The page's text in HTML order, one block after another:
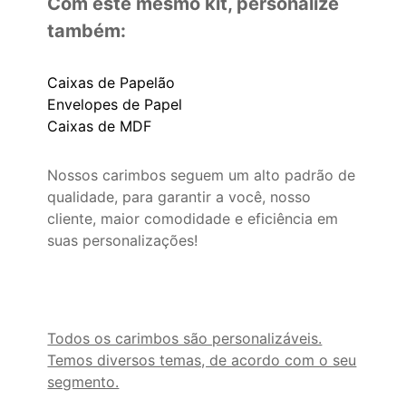
também:
Caixas de Papelão
Envelopes de Papel
Caixas de MDF
Nossos carimbos seguem um alto padrão de
qualidade, para garantir a você, nosso
cliente, maior comodidade e eficiência em
suas personalizações!
Todos os carimbos são personalizáveis.
Temos diversos temas, de acordo com o seu
segmento.